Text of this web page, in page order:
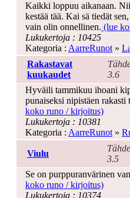
Kaikki loppuu aikanaan.
kestää tää. Kai sä tiedät
vain olin onnellinen. (lue
Lukukertoja : 10425
Kategoria : AarreRunot »
Rakastavat
kuukaudet
3.6
Hyväili tammikuu ihoani
punaiseksi nipistäen
koko runo / kirjoitus)
Lukukertoja : 10381
Kategoria : AarreRunot »
Viulu
3.5
Se on purppuranvärinen
koko runo / kirjoitus)
Lukukertoja : 10374